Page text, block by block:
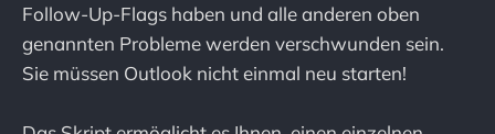
Follow-Up-Flags haben und alle anderen oben
genannten Probleme werden verschwunden sein.
Sie müssen Outlook nicht einmal neu starten!